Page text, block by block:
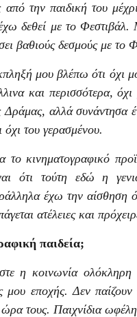
την παιδική του
δεθεί με το Φεστιβάλ.
βαθιούς δεσμούς με το
μου βλέπω ότι όχι
και περισσότερα,
αλλά συνάντησα
του γερασμένου.
κινηματογραφικό
ότι τούτη εδώ η
έχω την αίσθηση
ατέλειες και
παιδεία;
η κοινωνία ολόκληρη
μου εποχής. Δεν
τους. Παιχνίδια